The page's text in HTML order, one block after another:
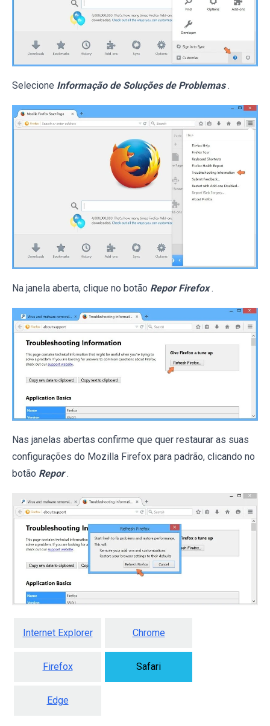
Selecione Informação de Soluções de Problemas .
Na janela aberta, clique no botão Repor Firefox .
Nas janelas abertas confirme que quer restaurar as suas
configurações do Mozilla Firefox para padrão, clicando no
botão Repor .
Internet Explorer Chrome
Firefox Safari
Edge